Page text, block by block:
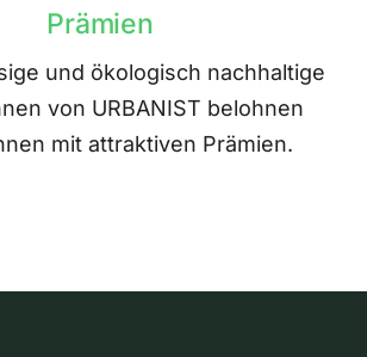
Prämien
und ökologisch nachhaltige
von URBANIST belohnen
mit attraktiven Prämien.